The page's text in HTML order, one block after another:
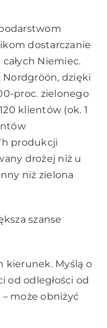
dostarczanie
Niemiec.
Nordgröön, dzięki
proc. zielonego
klientów (ok. 1
produkcji
drożej niż u
niż zielona
szanse
kierunek. Myślą o
od odległości od
może obniżyć